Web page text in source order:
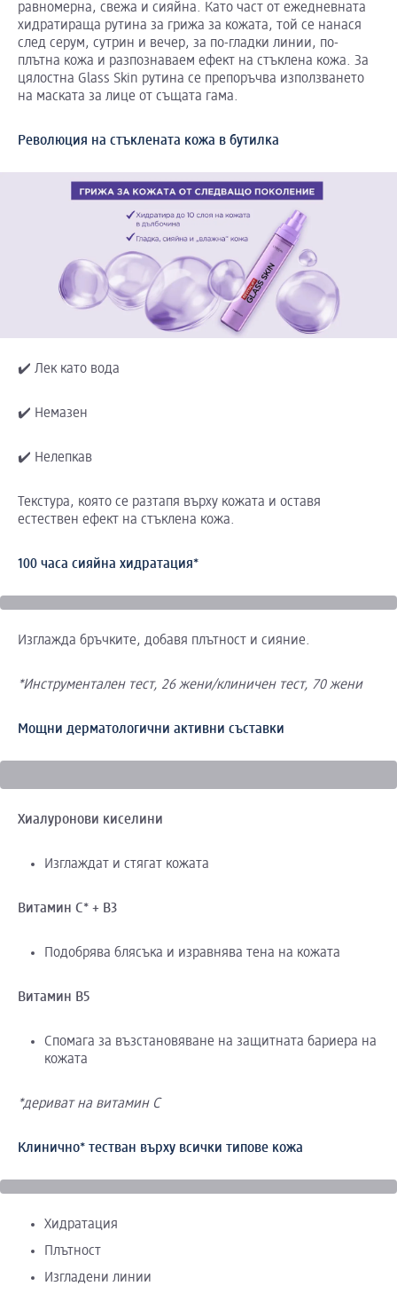
равномерна, свежа и сияйна. Като част от ежедневната
хидратираща рутина за грижа за кожата, той се нанася
след серум, сутрин и вечер, за по-гладки линии, по-
плътна кожа и разпознаваем ефект на стъклена кожа. За
цялостна Glass Skin рутина се препоръчва използването
на маската за лице от същата гама.
Революция на стъклената кожа в бутилка
✔️ Лек като вода
✔️ Немазен
✔️ Нелепкав
Текстура, която се разтапя върху кожата и оставя
естествен ефект на стъклена кожа.
100 часа сияйна хидратация*
Изглажда бръчките, добавя плътност и сияние.
*Инструментален тест, 26 жени/клиничен тест, 70 жени
Мощни дерматологични активни съставки
Хиалуронови киселини
Изглаждат и стягат кожата
Витамин C* + B3
Подобрява блясъка и изравнява тена на кожата
Витамин B5
Спомага за възстановяване на защитната бариера на
кожата
*дериват на витамин C
Клинично* тестван върху всички типове кожа
Хидратация
Плътност
Изгладени линии